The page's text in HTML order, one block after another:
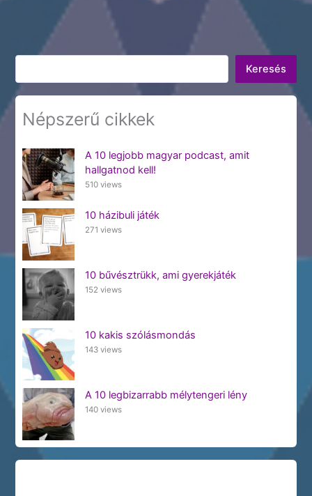
Keresés
Keresés
Népszerű cikkek
A 10 legjobb magyar podcast, amit
hallgatnod kell!
510 views
10 házibuli játék
271 views
10 bűvésztrükk, ami gyerekjáték
152 views
10 kakis szólásmondás
143 views
A 10 legbizarrabb mélytengeri lény
140 views